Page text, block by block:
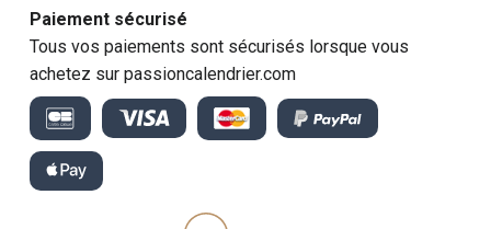
Paiement sécurisé
Tous vos paiements sont sécurisés lorsque vous
achetez sur passioncalendrier.com